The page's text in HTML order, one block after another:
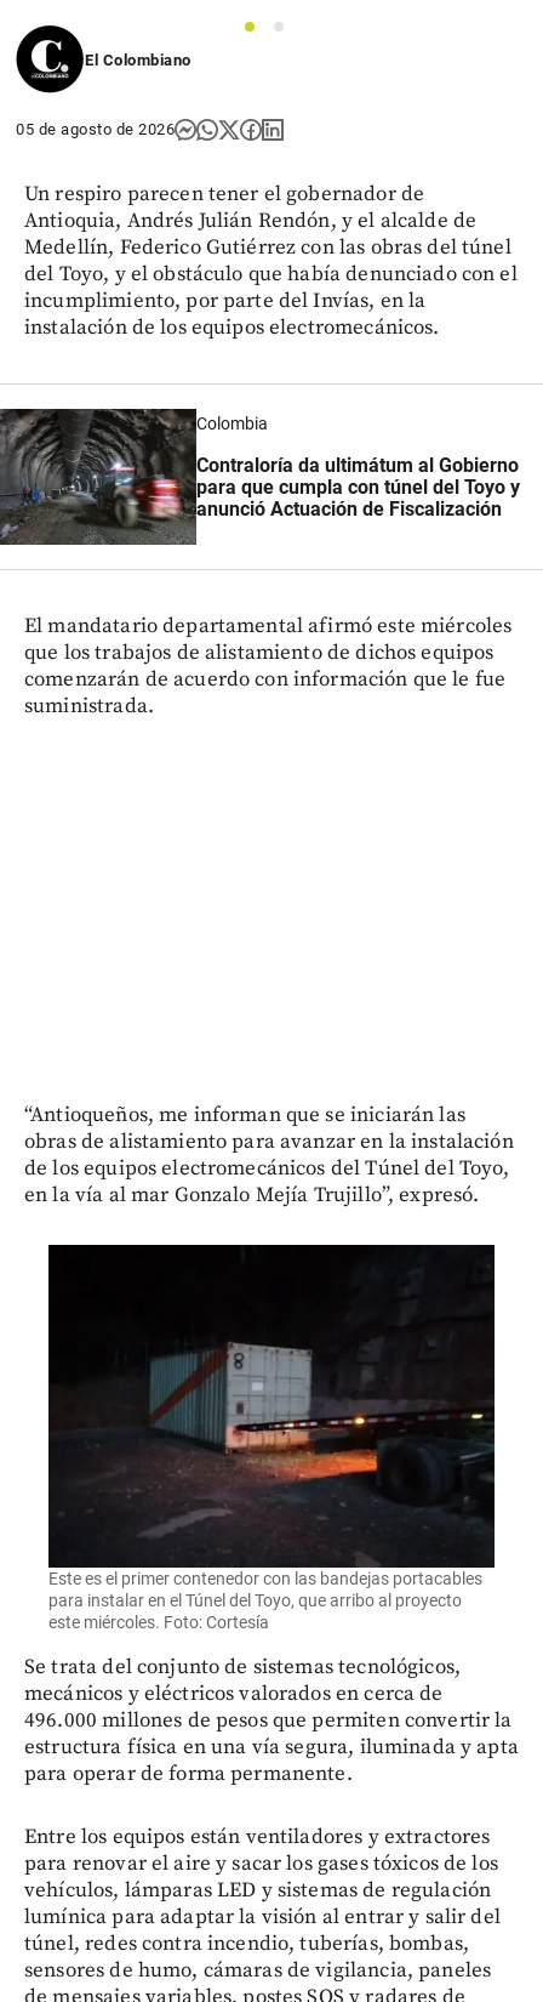
1
2
El Colombiano
05 de agosto de 2026
Un respiro parecen tener el gobernador de
Antioquia, Andrés Julián Rendón, y el alcalde de
Medellín, Federico Gutiérrez con las obras del túnel
del Toyo, y el obstáculo que había denunciado con el
incumplimiento, por parte del Invías, en la
instalación de los equipos electromecánicos.
Colombia
Contraloría da ultimátum al Gobierno
para que cumpla con túnel del Toyo y
anunció Actuación de Fiscalización
El mandatario departamental afirmó este miércoles
que los trabajos de alistamiento de dichos equipos
comenzarán de acuerdo con información que le fue
suministrada.
“Antioqueños, me informan que se iniciarán las
obras de alistamiento para avanzar en la instalación
de los equipos electromecánicos del Túnel del Toyo,
en la vía al mar Gonzalo Mejía Trujillo”, expresó.
Este es el primer contenedor con las bandejas portacables
para instalar en el Túnel del Toyo, que arribo al proyecto
este miércoles. Foto: Cortesía
Se trata del conjunto de sistemas tecnológicos,
mecánicos y eléctricos valorados en cerca de
496.000 millones de pesos que permiten convertir la
estructura física en una vía segura, iluminada y apta
para operar de forma permanente.
Entre los equipos están ventiladores y extractores
para renovar el aire y sacar los gases tóxicos de los
vehículos, lámparas LED y sistemas de regulación
lumínica para adaptar la visión al entrar y salir del
túnel, redes contra incendio, tuberías, bombas,
sensores de humo, cámaras de vigilancia, paneles